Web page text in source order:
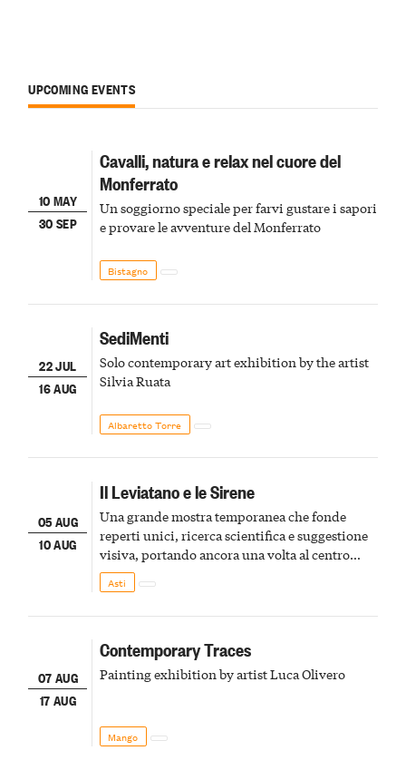
UPCOMING EVENTS
10 MAY
30 SEP
Cavalli, natura e relax nel cuore del
Monferrato
Un soggiorno speciale per farvi gustare i sapori
e provare le avventure del Monferrato
Bistagno
22 JUL
16 AUG
SediMenti
Solo contemporary art exhibition by the artist
Silvia Ruata
Albaretto Torre
05 AUG
10 AUG
Il Leviatano e le Sirene
Una grande mostra temporanea che fonde
reperti unici, ricerca scientifica e suggestione
visiva, portando ancora una volta al centro
della scena le meraviglie del passato astigiano
Asti
07 AUG
17 AUG
Contemporary Traces
Painting exhibition by artist Luca Olivero
Mango